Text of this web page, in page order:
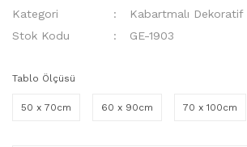
Kategori
Kabartmalı
Stok Kodu
GE-1903
Tablo Ölçüsü
50 x 70cm 60 x 90cm 70 x 100cm